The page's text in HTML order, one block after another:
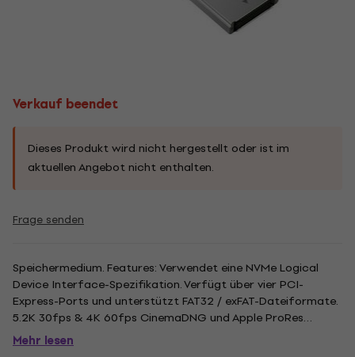
Verkauf beendet
Dieses Produkt wird nicht hergestellt oder ist im
aktuellen Angebot nicht enthalten.
Frage senden
Speichermedium. Features: Verwendet eine NVMe Logical
Device Interface-Spezifikation. Verfügt über vier PCI-
Express-Ports und unterstützt FAT32 / exFAT-Dateiformate.
5.2K 30fps & 4K 60fps CinemaDNG und Apple ProRes
Unterstützung. Bis zu 8 Minuten Aufnahmezeit mit Cinema
DNG 5.2K 30fps. Kapazität: 240 GB. .
Mehr lesen